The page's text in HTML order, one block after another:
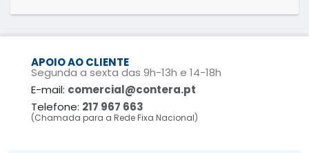
APOIO AO CLIENTE
Segunda a sexta das 9h-13h e 14-18h
E-mail: comercial@contera.pt
Telefone: 217 967 663
(Chamada para a Rede Fixa Nacional)